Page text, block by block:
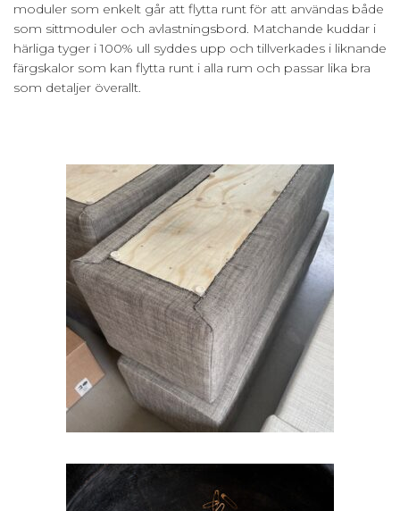
moduler som enkelt går att flytta runt för att användas både
som sittmoduler och avlastningsbord. Matchande kuddar i
härliga tyger i 100% ull syddes upp och tillverkades i liknande
färgskalor som kan flytta runt i alla rum och passar lika bra
som detaljer överallt.